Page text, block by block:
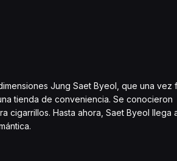
Jung Saet Byeol, que una vez
tienda de conveniencia. Se conocieron
cigarrillos. Hasta ahora, Saet Byeol llega